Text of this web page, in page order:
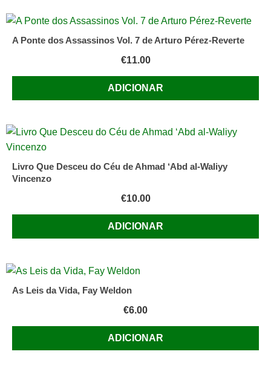
A Ponte dos Assassinos Vol. 7 de Arturo Pérez-Reverte
€11.00
ADICIONAR
Livro Que Desceu do Céu de Ahmad ‘Abd al-Waliyy
Vincenzo
€10.00
ADICIONAR
As Leis da Vida, Fay Weldon
€6.00
ADICIONAR